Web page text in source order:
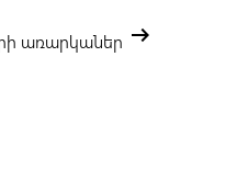
առարկաներ arrow_right_alt